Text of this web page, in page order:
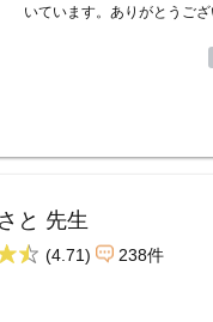
いています。ありがとうござ
と 先生
(4.71) 238件